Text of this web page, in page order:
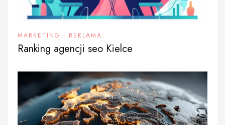
MARKETING I REKLAMA
Ranking agencji seo Kielce